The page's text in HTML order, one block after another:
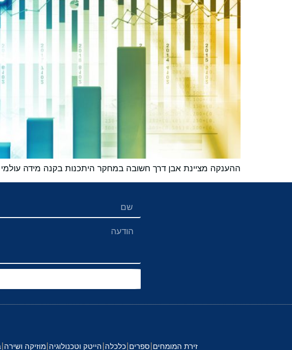
ההענקה מציינת אבן דרך חשובה במחקר היתכנות בקנה מידה עולמי
זירת המומחים ספרים כלכלה הייטק וטכנולוגיה מוזיקה ושירה